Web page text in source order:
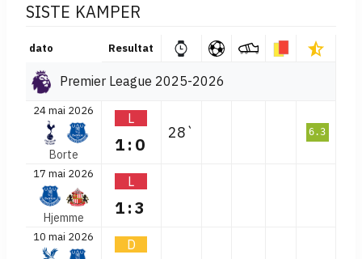
SISTE KAMPER
dato Resultat
Premier League 2025-2026
24 mai 2026
Borte
L
1:0
28` 6.3
17 mai 2026
Hjemme
L
1:3
10 mai 2026 D